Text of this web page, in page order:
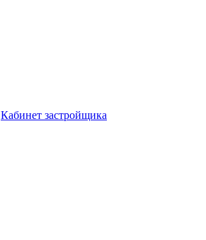
Кабинет застройщика